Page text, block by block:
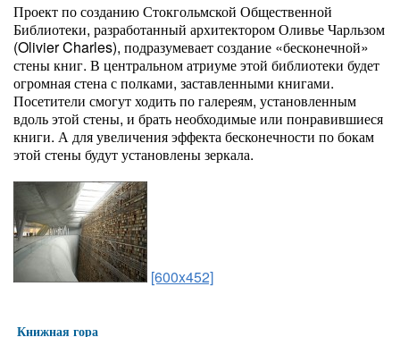
Проект по созданию Стокгольмской Общественной
Библиотеки, разработанный архитектором Оливье Чарльзом
(Olivier Charles), подразумевает создание «бесконечной»
стены книг. В центральном атриуме этой библиотеки будет
огромная стена с полками, заставленными книгами.
Посетители смогут ходить по галереям, установленным
вдоль этой стены, и брать необходимые или понравившиеся
книги. А для увеличения эффекта бесконечности по бокам
этой стены будут установлены зеркала.
[600x452]
Книжная гора